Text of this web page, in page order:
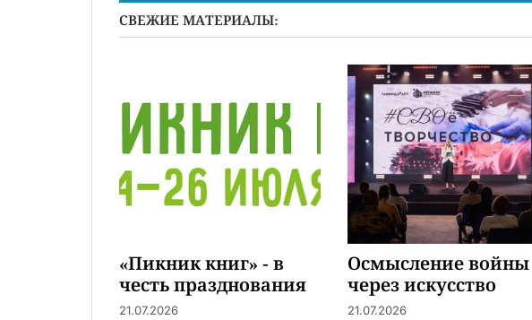
СВЕЖИЕ МАТЕРИАЛЫ:
«Пикник книг» - в
честь празднования
440-летия Тюмени
21.07.2026
Осмысление войны
через искусство
21.07.2026